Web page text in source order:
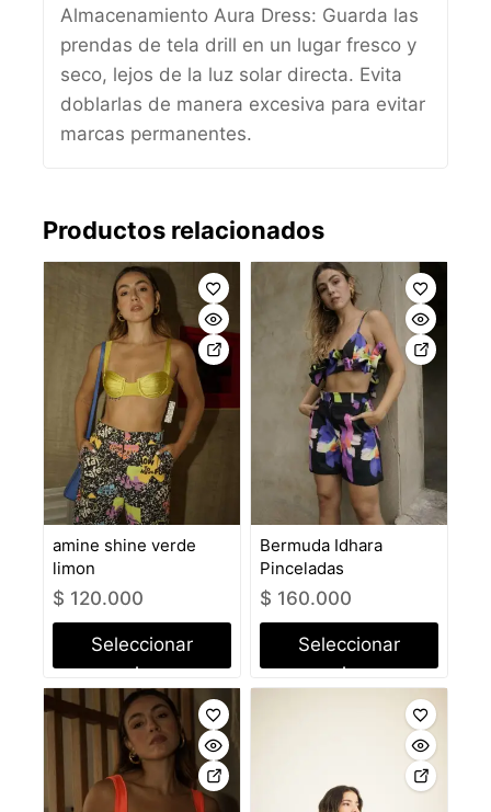
Almacenamiento Aura Dress: Guarda las
prendas de tela drill en un lugar fresco y
seco, lejos de la luz solar directa. Evita
doblarlas de manera excesiva para evitar
marcas permanentes.
Productos relacionados
amine shine verde
limon
$ 120.000
Seleccionar
opciones
Bermuda Idhara
Pinceladas
$ 160.000
Seleccionar
opciones